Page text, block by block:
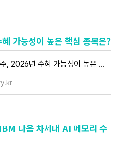
가능성이 높은 핵심 종목은?
HBF 대장주, 2026년 수혜 가능성이 높은 핵심 종목은?
다음 차세대 AI 메모리 수